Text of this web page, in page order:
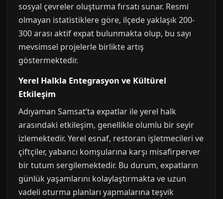
sosyal çevreler oluşturma fırsatı sunar. Resmi
olmayan istatistiklere göre, ilçede yaklaşık 200-
300 arası aktif expat bulunmakta olup, bu sayı
mevsimsel projelerle birlikte artış
göstermektedir.
Yerel Halkla Entegrasyon ve Kültürel
Etkileşim
Adıyaman Samsat’ta expatlar ile yerel halk
arasındaki etkileşim, genellikle olumlu bir seyir
izlemektedir. Yerel esnaf, restoran işletmecileri ve
çiftçiler, yabancı komşularına karşı misafirperver
bir tutum sergilemektedir. Bu durum, expatların
günlük yaşamlarını kolaylaştırmakta ve uzun
vadeli oturma planları yapmalarına teşvik